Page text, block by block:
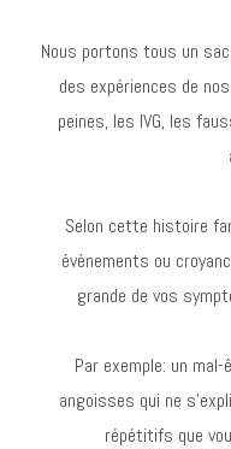
Nous portons tous un
des expériences de
peines, les IVG, les
Selon cette histoire
évènements ou
grande de vos
Par exemple: un
angoisses qui ne
répétitifs que